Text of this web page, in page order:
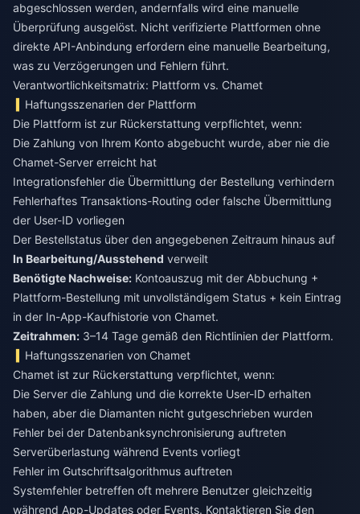
abgeschlossen werden, andernfalls wird eine manuelle
Überprüfung ausgelöst. Nicht verifizierte Plattformen ohne
direkte API-Anbindung erfordern eine manuelle Bearbeitung,
was zu Verzögerungen und Fehlern führt.
Verantwortlichkeitsmatrix: Plattform vs. Chamet
Haftungsszenarien der Plattform
Die Plattform ist zur Rückerstattung verpflichtet, wenn:
Die Zahlung von Ihrem Konto abgebucht wurde, aber nie die
Chamet-Server erreicht hat
Integrationsfehler die Übermittlung der Bestellung verhindern
Fehlerhaftes Transaktions-Routing oder falsche Übermittlung
der User-ID vorliegen
Der Bestellstatus über den angegebenen Zeitraum hinaus auf
In Bearbeitung/Ausstehend verweilt
Benötigte Nachweise: Kontoauszug mit der Abbuchung +
Plattform-Bestellung mit unvollständigem Status + kein Eintrag
in der In-App-Kaufhistorie von Chamet.
Zeitrahmen: 3–14 Tage gemäß den Richtlinien der Plattform.
Haftungsszenarien von Chamet
Chamet ist zur Rückerstattung verpflichtet, wenn:
Die Server die Zahlung und die korrekte User-ID erhalten
haben, aber die Diamanten nicht gutgeschrieben wurden
Fehler bei der Datenbanksynchronisierung auftreten
Serverüberlastung während Events vorliegt
Fehler im Gutschriftsalgorithmus auftreten
Systemfehler betreffen oft mehrere Benutzer gleichzeitig
während App-Updates oder Events. Kontaktieren Sie den